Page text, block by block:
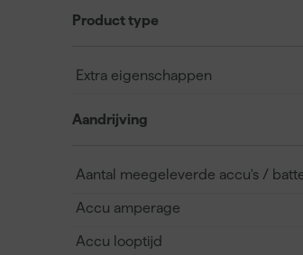
Product type
Extra eigenschappen
Aandrijving
Aantal meegeleverde accu's /
Accu amperage
Accu looptijd